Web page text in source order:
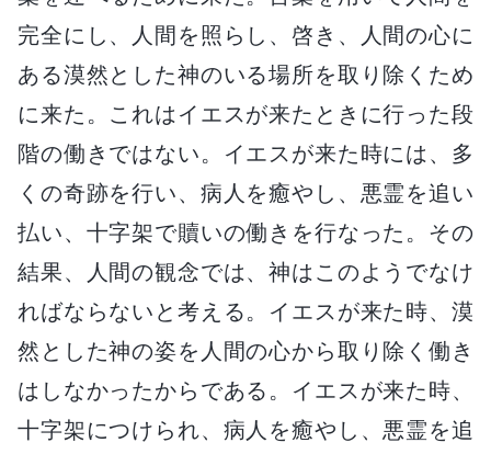
完全にし、人間を照らし、啓き、人間の心に
ある漠然とした神のいる場所を取り除くため
に来た。これはイエスが来たときに行った段
階の働きではない。イエスが来た時には、多
くの奇跡を行い、病人を癒やし、悪霊を追い
払い、十字架で贖いの働きを行なった。その
結果、人間の観念では、神はこのようでなけ
ればならないと考える。イエスが来た時、漠
然とした神の姿を人間の心から取り除く働き
はしなかったからである。イエスが来た時、
十字架につけられ、病人を癒やし、悪霊を追